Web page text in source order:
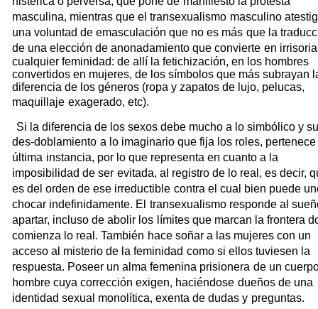
masculina, mientras que el transexualismo masculino
una voluntad de emasculación que no es más que la
de una elección de anonadamiento que convierte en irrisoria
cualquier feminidad: de allí la fetichización, en los hombres
convertidos en mujeres, de los símbolos que más subrayan
diferencia de los géneros (ropa y zapatos de lujo, pelucas,
maquillaje exagerado, etc).
Si la diferencia de los sexos debe mucho a lo simbólico y su
des-doblamiento a lo imaginario que fija los roles, pertenece
última instancia, por lo que representa en cuanto a la
imposibilidad de ser evitada, al registro de lo real, es decir,
es del orden de ese irreductible contra el cual bien puede
chocar indefinidamente. El transexualismo responde al
apartar, incluso de abolir los límites que marcan la frontera
comienza lo real. También hace soñar a las mujeres con un
acceso al misterio de la feminidad como si ellos tuviesen la
respuesta. Poseer un alma femenina prisionera de un
hombre cuya corrección exigen, haciéndose dueños de una
identidad sexual monolítica, exenta de dudas y preguntas.